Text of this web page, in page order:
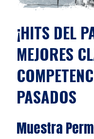
¡HITS DEL
MEJORES
PASADOS
Muestra